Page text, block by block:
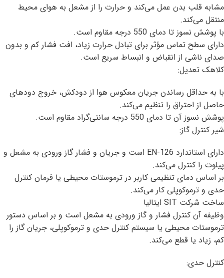
مشابه قلب بدن عمل می‌کند و حرارت را از مشعل به هوای محیط
منتقل می‌کند.
با پوشش نسوز تا دمای 550 درجه مقاوم است.
دارای سطح تماس مؤثر برای تبادل حرارت زیاد، افت فشار کم و بدون
صدای ناشی از انقباض و انبساط سریع است.
کلاهک تعدیل:
با به حداقل رساندن جریان معکوس هوا از دودکش، خروج دودهای
حاصل از احتراق را تنظیم می‌کند.
پوشش نسوز آن تا دمای 550 درجه سانتی‌گراد مقاوم است.
شیر کنترل گاز:
دارای استاندارد EN-126 است و جریان و فشار گاز ورودی به مشعل و
پیلوت را کنترل می‌کند.
بر اساس دمای تنظیمی کاربر در ترموستات محیطی یا فرمان کنترل
حدی و ترموکوپلی کار می‌کند.
ساخت شرکت SIT ایتالیا
وظیفه آن کنترل فشار و گاز ورودی به مشعل است و بر اساس دستور
ترموستات محیطی یا سیستم کنترل حدی و ترموکوپلی، جریان گاز را
کم، زیاد یا قطع می‌کند.
کنترل حدی: